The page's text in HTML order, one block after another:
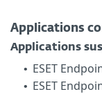
Applications
Applications
• ESET
• ESET